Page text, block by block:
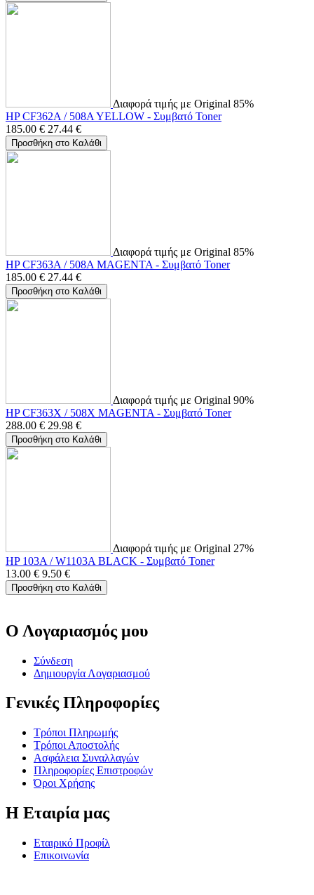
Διαφορά τιμής με Original 85%
HP CF362A / 508A YELLOW - Συμβατό Toner
185.00 € 27.44 €
Προσθήκη στο Καλάθι
Διαφορά τιμής με Original 85%
HP CF363A / 508A MAGENTA - Συμβατό Toner
185.00 € 27.44 €
Προσθήκη στο Καλάθι
Διαφορά τιμής με Original 90%
HP CF363X / 508X MAGENTA - Συμβατό Toner
288.00 € 29.98 €
Προσθήκη στο Καλάθι
Διαφορά τιμής με Original 27%
HP 103A / W1103A BLACK - Συμβατό Toner
13.00 € 9.50 €
Προσθήκη στο Καλάθι
Ο Λογαριασμός μου
Σύνδεση
Δημιουργία Λογαριασμού
Γενικές Πληροφορίες
Τρόποι Πληρωμής
Τρόποι Αποστολής
Ασφάλεια Συναλλαγών
Πληροφορίες Επιστροφών
Όροι Χρήσης
Η Εταιρία μας
Εταιρικό Προφίλ
Επικοινωνία